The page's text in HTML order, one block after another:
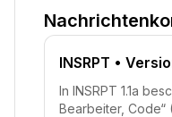
INSRPT •
In INSRPT 1.1a
Bearbeiter, Code“